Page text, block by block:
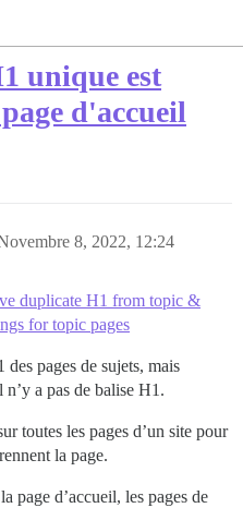
unique est
d'accueil
8, 2022, 12:24
duplicate H1 from topic &
for topic pages
pages de sujets, mais
a pas de balise H1.
toutes les pages d’un site pour
la page.
page d’accueil, les pages de